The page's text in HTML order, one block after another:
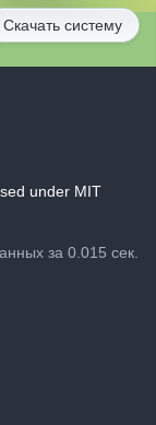
Скачать систему
under MIT
за 0.015 сек.